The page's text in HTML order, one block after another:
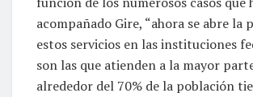
acompañado Gire, “ahora se abre la
estos servicios en las instituciones
son las que atienden a la mayor
alrededor del 70% de la población